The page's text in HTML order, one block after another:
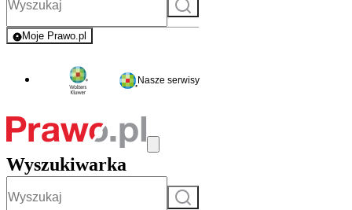
Moje Prawo.pl
- rejestracja i logowanie do serwisu
Nasze serwisy
Wyszukiwarka
Szukaj